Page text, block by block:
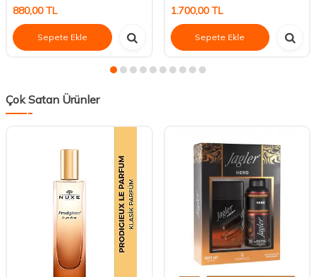
880,00TL
Sepete Ekle
1.700,00TL
Sepete Ekle
Çok Satan Ürünler